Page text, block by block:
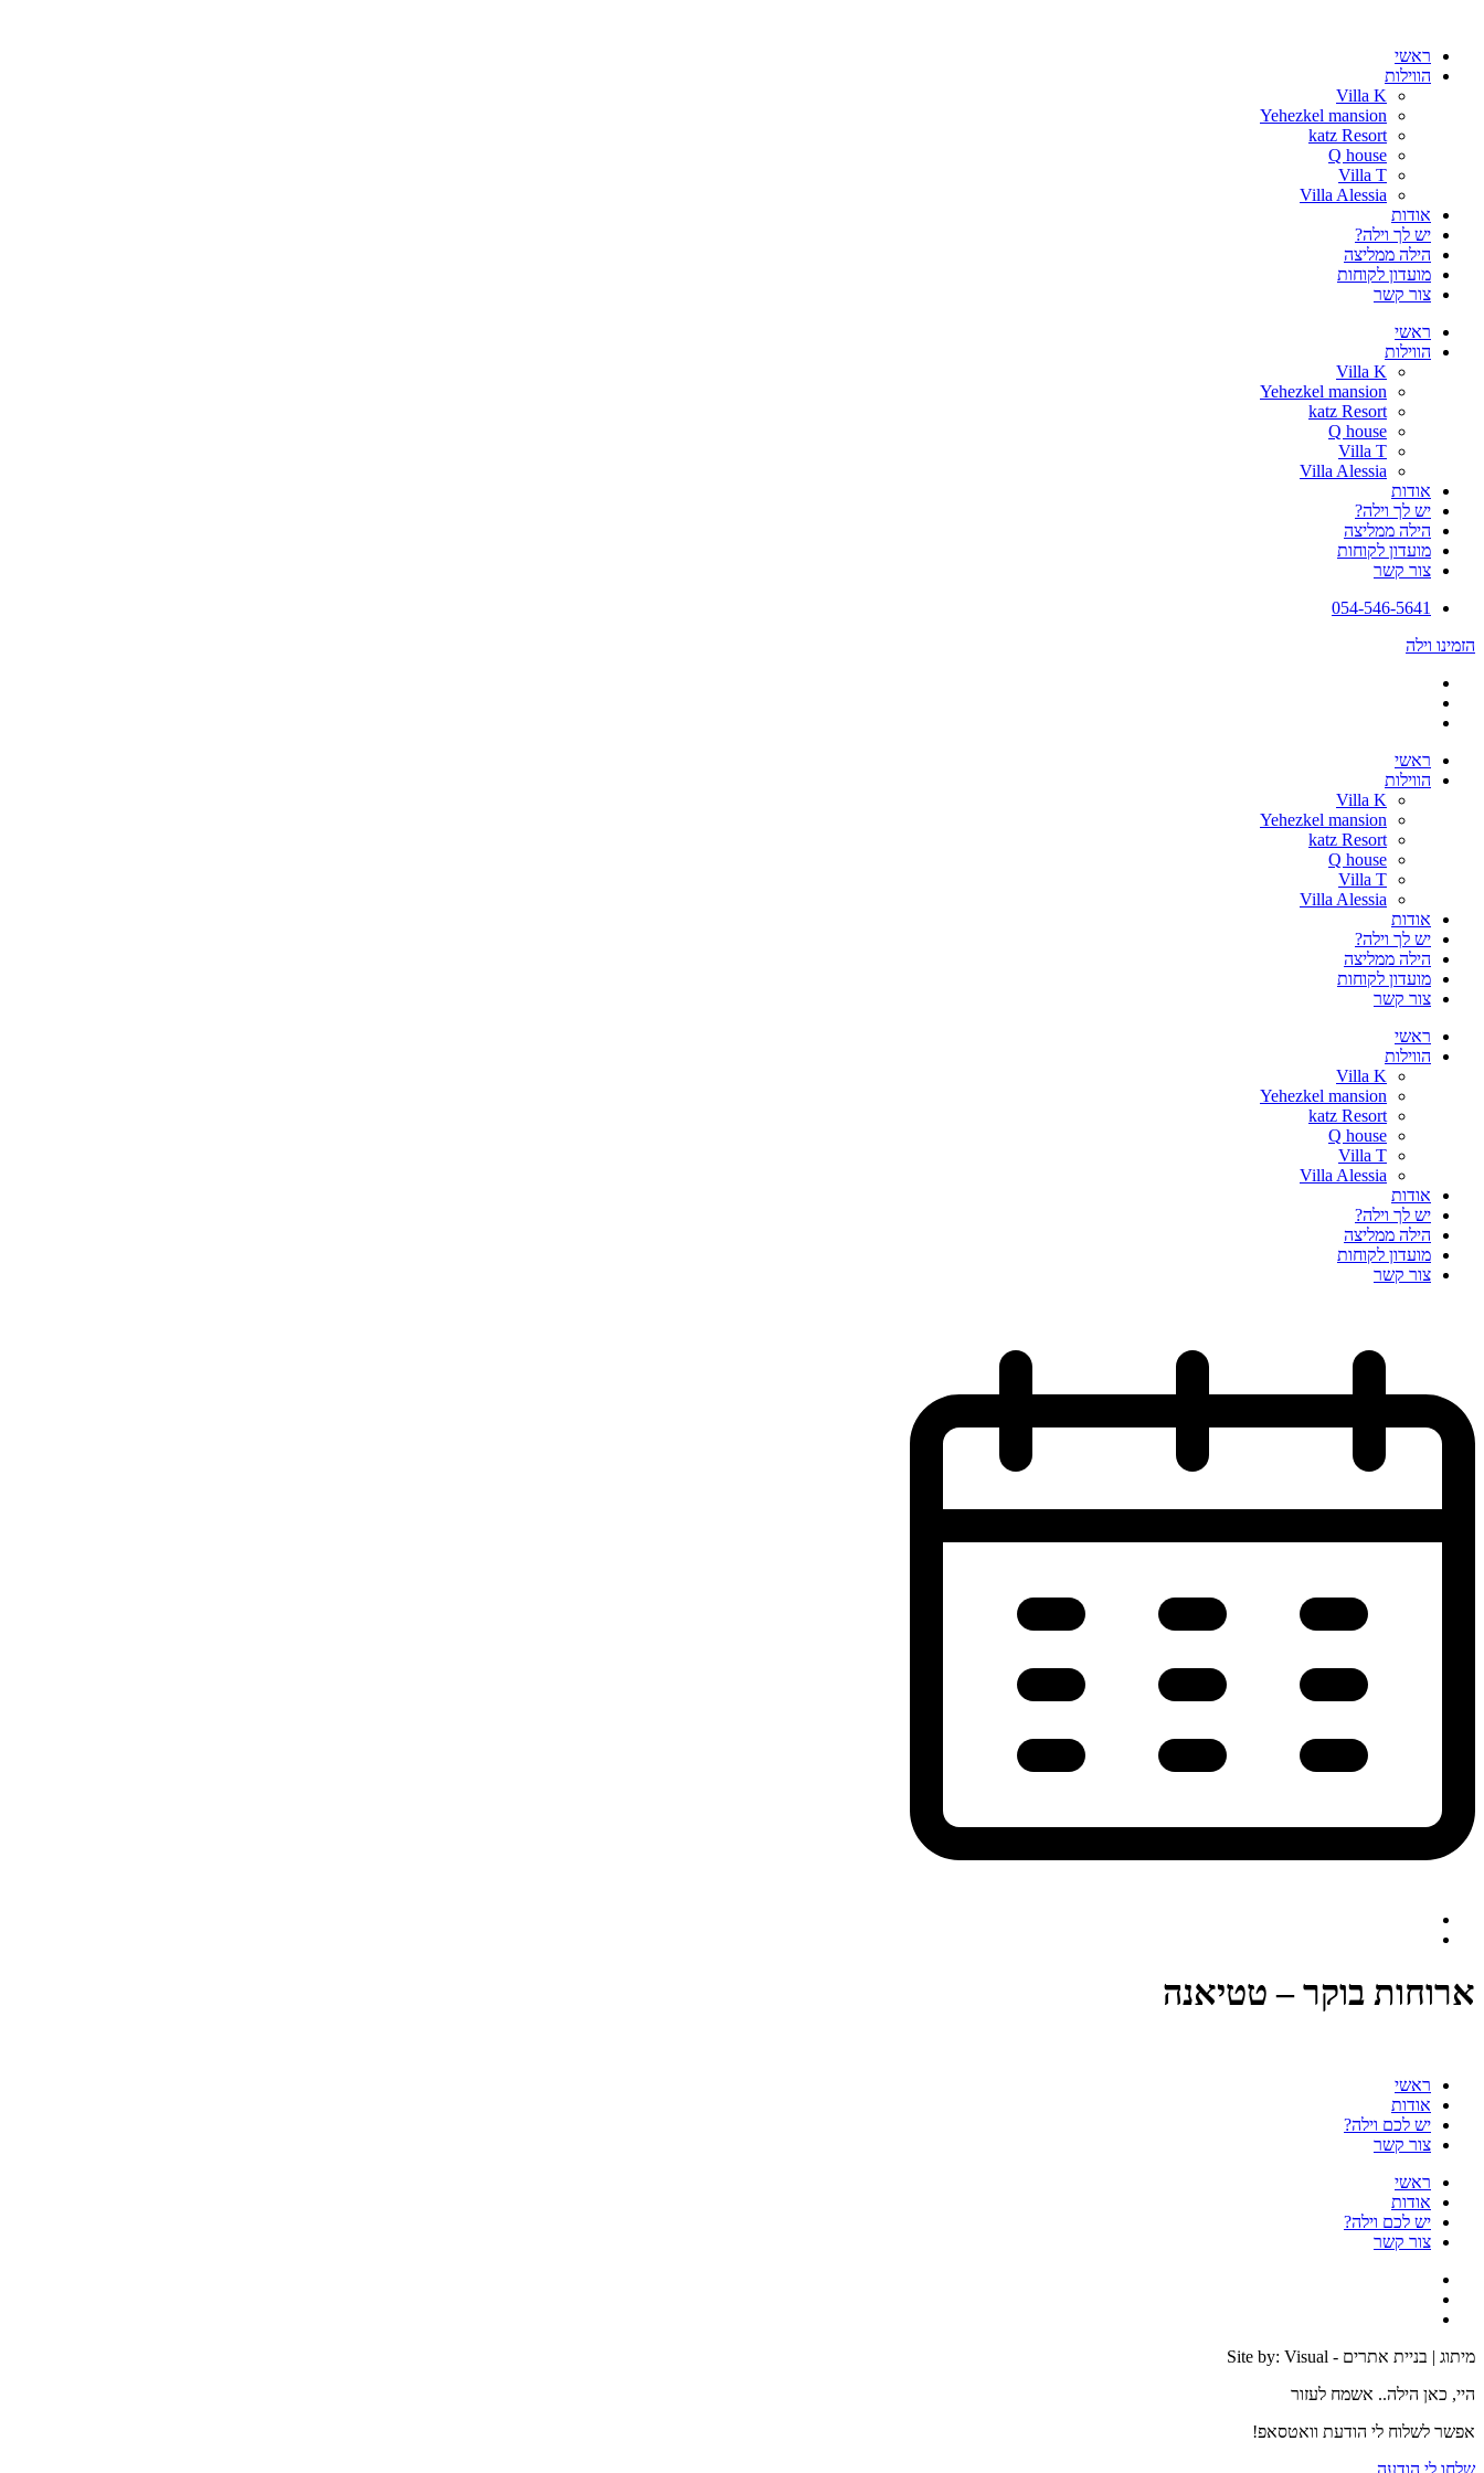
ראשי
הווילות
Villa K
Yehezkel mansion
katz Resort
Q house
Villa T
Villa Alessia
אודות
יש לך וילה?
הילה ממליצה
מועדון לקוחות
צור קשר
ראשי
הווילות
Villa K
Yehezkel mansion
katz Resort
Q house
Villa T
Villa Alessia
אודות
יש לך וילה?
הילה ממליצה
מועדון לקוחות
צור קשר
054-546-5641
הזמינו וילה
ראשי
הווילות
Villa K
Yehezkel mansion
katz Resort
Q house
Villa T
Villa Alessia
אודות
יש לך וילה?
הילה ממליצה
מועדון לקוחות
צור קשר
ראשי
הווילות
Villa K
Yehezkel mansion
katz Resort
Q house
Villa T
Villa Alessia
אודות
יש לך וילה?
הילה ממליצה
מועדון לקוחות
צור קשר
ארוחות בוקר – טטיאנה
ראשי
אודות
יש לכם וילה?
צור קשר
ראשי
אודות
יש לכם וילה?
צור קשר
מיתוג | בניית אתרים - Site by: Visual
היי, כאן הילה.. אשמח לעזור
אפשר לשלוח לי הודעת וואטסאפ!
שלחו לי הודעה